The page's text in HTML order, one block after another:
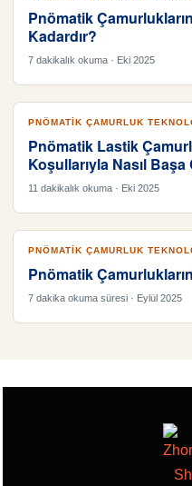
Pnömatik
Kadardır?
7 dakikalık okuma · Eki 2025
PNÖMATIK ÇAMURLUK
Pnömatik Lastik
Koşullarıyla Nasıl Başa
11 dakikalık okuma · Eki 2025
PNÖMATIK ÇAMURLUK
Pnömatik Çamurlukların
7 dakika okuma süresi · Eylül 2025